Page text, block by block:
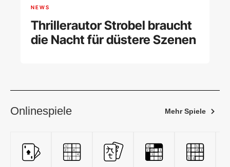
NEWS
Thrillerautor Strobel braucht
die Nacht für düstere Szenen
Onlinespiele Mehr Spiele